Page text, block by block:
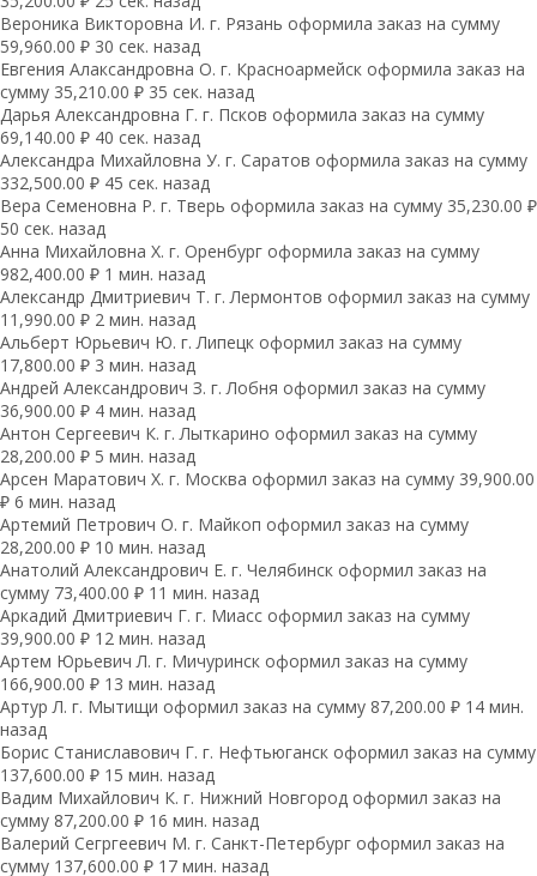
Вероника Викторовна И. г. Рязань оформила заказ на сумму
59,960.00 ₽ 30 сек. назад
Евгения Алаксандровна О. г. Красноармейск оформила заказ на
сумму 35,210.00 ₽ 35 сек. назад
Дарья Александровна Г. г. Псков оформила заказ на сумму
69,140.00 ₽ 40 сек. назад
Александра Михайловна У. г. Саратов оформила заказ на сумму
332,500.00 ₽ 45 сек. назад
Вера Семеновна Р. г. Тверь оформила заказ на сумму 35,230.00 ₽
50 сек. назад
Анна Михайловна Х. г. Оренбург оформила заказ на сумму
982,400.00 ₽ 1 мин. назад
Александр Дмитриевич Т. г. Лермонтов оформил заказ на сумму
11,990.00 ₽ 2 мин. назад
Альберт Юрьевич Ю. г. Липецк оформил заказ на сумму
17,800.00 ₽ 3 мин. назад
Андрей Александрович З. г. Лобня оформил заказ на сумму
36,900.00 ₽ 4 мин. назад
Антон Сергеевич К. г. Лыткарино оформил заказ на сумму
28,200.00 ₽ 5 мин. назад
Арсен Маратович Х. г. Москва оформил заказ на сумму 39,900.00
₽ 6 мин. назад
Артемий Петрович О. г. Майкоп оформил заказ на сумму
28,200.00 ₽ 10 мин. назад
Анатолий Александрович Е. г. Челябинск оформил заказ на
сумму 73,400.00 ₽ 11 мин. назад
Аркадий Дмитриевич Г. г. Миасс оформил заказ на сумму
39,900.00 ₽ 12 мин. назад
Артем Юрьевич Л. г. Мичуринск оформил заказ на сумму
166,900.00 ₽ 13 мин. назад
Артур Л. г. Мытищи оформил заказ на сумму 87,200.00 ₽ 14 мин.
назад
Борис Станиславович Г. г. Нефтьюганск оформил заказ на сумму
137,600.00 ₽ 15 мин. назад
Вадим Михайлович К. г. Нижний Новгород оформил заказ на
сумму 87,200.00 ₽ 16 мин. назад
Валерий Сегргеевич М. г. Санкт-Петербург оформил заказ на
сумму 137,600.00 ₽ 17 мин. назад